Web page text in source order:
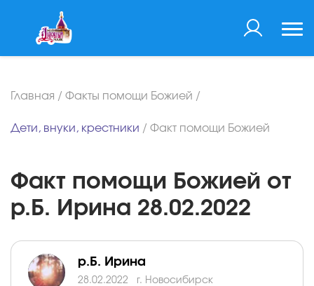
Главная / Факты помощи Божией /
Дети, внуки, крестники / Факт помощи Божией
Факт помощи Божией от
р.Б. Ирина 28.02.2022
р.Б. Ирина
28.02.2022 г. Новосибирск